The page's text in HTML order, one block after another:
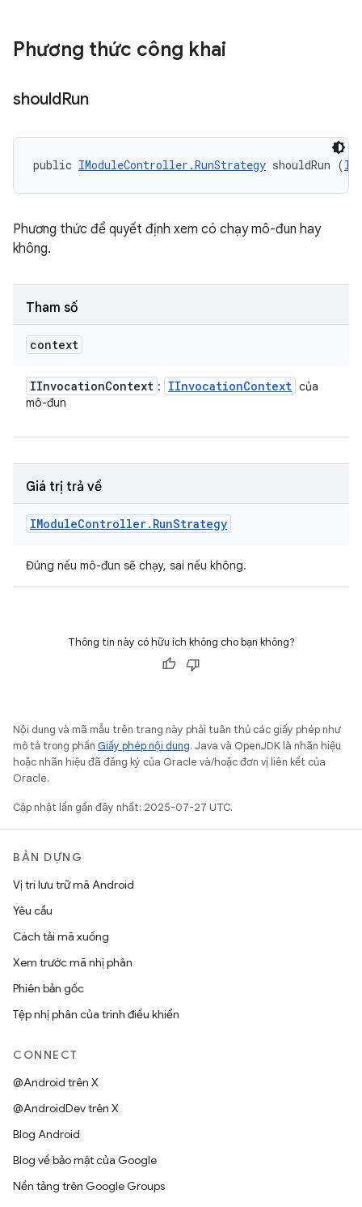
Phương thức công khai
shouldRun
public IModuleController.RunStrategy shouldRun (
Phương thức để quyết định xem có chạy mô-đun hay
không.
Tham số
context
IInvocationContext : IInvocationContext của
mô-đun
Giá trị trả về
IModuleController. RunStrategy
Đúng nếu mô-đun sẽ chạy, sai nếu không.
Thông tin này có hữu ích không cho bạn không?
Nội dung và mã mẫu trên trang này phải tuân thủ các giấy phép như
mô tả trong phần Giấy phép nội dung. Java và OpenJDK là nhãn hiệu
hoặc nhãn hiệu đã đăng ký của Oracle và/hoặc đơn vị liên kết của
Oracle.
Cập nhật lần gần đây nhất: 2025-07-27 UTC.
BẢN DỰNG
Vị trí lưu trữ mã Android
Yêu cầu
Cách tải mã xuống
Xem trước mã nhị phân
Phiên bản gốc
Tệp nhị phân của trình điều khiển
CONNECT
@Android trên X
@AndroidDev trên X
Blog Android
Blog về bảo mật của Google
Nền tảng trên Google Groups